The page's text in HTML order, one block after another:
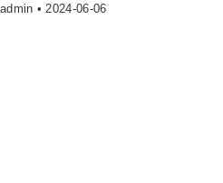
admin 2024-06-06